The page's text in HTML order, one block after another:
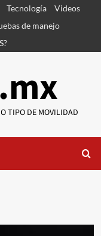
Tecnología
Videos
de manejo
TIPO DE MOVILIDAD